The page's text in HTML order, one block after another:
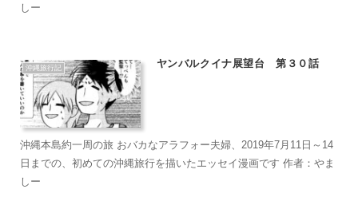
しー
沖縄旅行記 ヤンバルクイナ展望台 第３０話
沖縄本島約一周の旅 おバカなアラフォー夫婦、2019年7月11日～14
日までの、初めての沖縄旅行を描いたエッセイ漫画です 作者：やま
しー